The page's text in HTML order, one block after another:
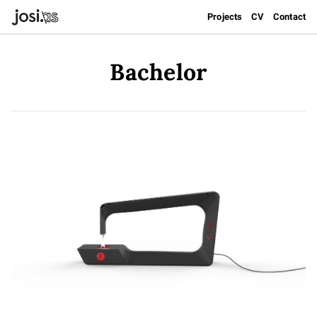
Projects CV Contact
Bachelor